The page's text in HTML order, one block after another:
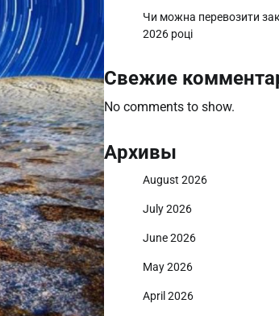
Чи можна перевозити
2026 році
Свежие
No comments to show.
Архивы
August 2026
July 2026
June 2026
May 2026
April 2026